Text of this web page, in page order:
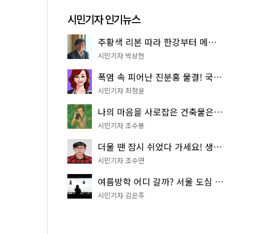
시민기자 인기뉴스
주황색 리본 따라 한강부터 메타세쿼이아 숲길까지…서울둘레길 15코스
시민기자 박상현
폭염 속 피어난 진분홍 물결! 국립중앙박물관 배롱나무 명소
시민기자 최정윤
나의 마음을 사로잡은 건축물은? '서울시 건축상' 수상작 공개!
시민기자 조수봉
더울 땐 잠시 쉬었다 가세요! 생수 냉장고부터 해피소·무더위쉼터까지
시민기자 조수연
여름방학 어디 갈까? 서울 도심 무료 실내 여행 코스 추천
시민기자 김은주